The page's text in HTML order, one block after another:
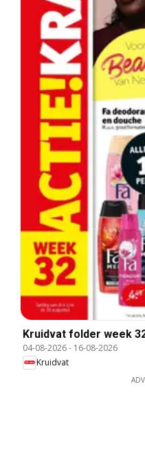
Kruidvat folder week
04-08-2026- 16-08-2026
Kruidvat